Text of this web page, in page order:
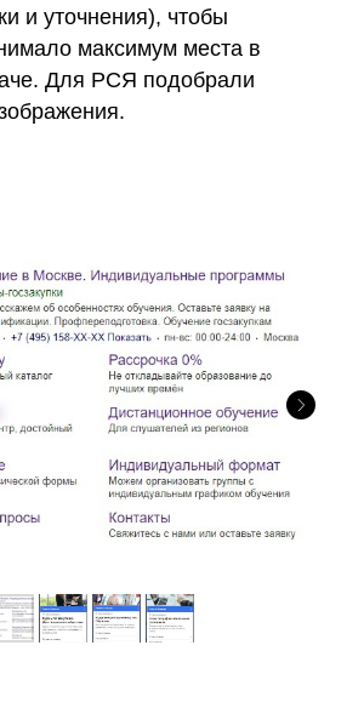
и уточнения), чтобы
максимум места в
Для РСЯ подобрали